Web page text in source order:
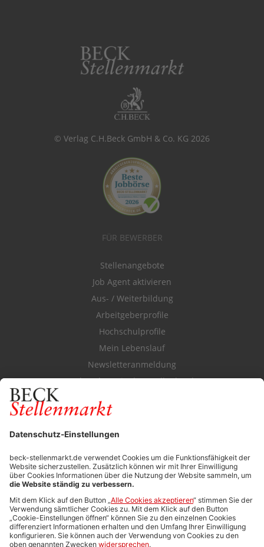
© Verlag C.H.Beck GmbH & Co. KG 2026
FÜR BEWERBER
Stellenangebote
Job Agent aktivieren
Aus- / Weiterbildung
Arbeitgeberprofile
Hochschulprofile
Mein Lebenslauf
Newsletteranmeldung
Durchsuchen Sie den Stellenkatalog
FÜR ARBEITGEBER
Stellenmarktpreise
Anzeigen-AGB
Media-Daten
Newsletteranmeldung
Produktübersicht
ALLGEMEIN